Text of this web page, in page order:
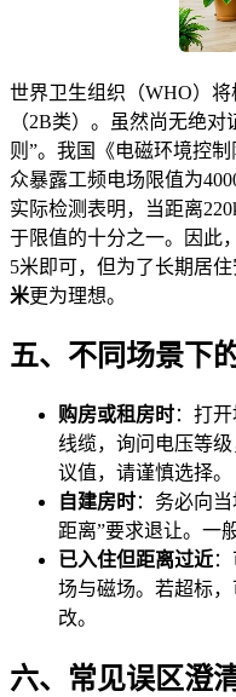
世界卫生组织（WHO）
（2B类）。虽然尚无绝
则”。我国《电磁环境控
众暴露工频电场限值为
实际检测表明，当距离
于限值的十分之一。因此
5米即可，但为了长期居住
米更为理想。
五、不同场景下
购房或租房时：打
线缆，询问电压等
议值，请谨慎选择。
自建房时：务必向
距离”要求退让。一
已入住但距离过近
场与磁场。若超标
改。
六、常见误区澄